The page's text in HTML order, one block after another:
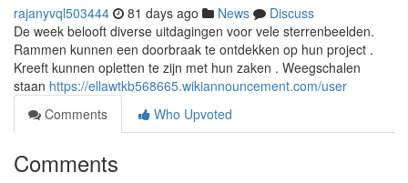
rajanyvql503444 81 days ago News
Discuss
De week belooft diverse uitdagingen voor vele sterrenbeelden.
Rammen kunnen een doorbraak te ontdekken op hun project .
Kreeft kunnen opletten te zijn met hun zaken . Weegschalen
staan https://ellawtkb568665.wikiannouncement.com/user
Comments
Who Upvoted
Comments